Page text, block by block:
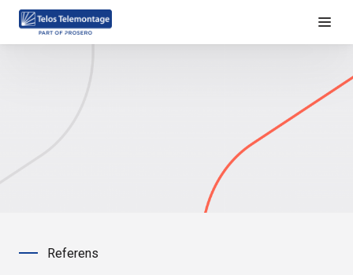
Referens